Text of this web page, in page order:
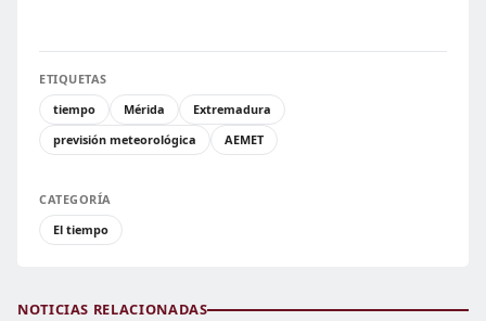
ETIQUETAS
tiempo
Mérida
Extremadura
previsión meteorológica
AEMET
CATEGORÍA
El tiempo
NOTICIAS RELACIONADAS